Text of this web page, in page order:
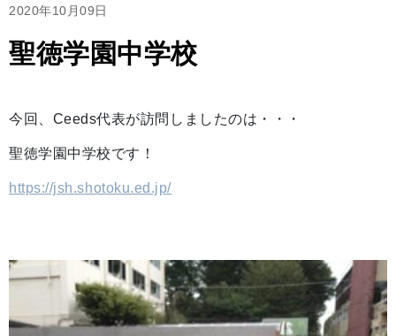
2020年10月09日
聖徳学園中学校
今回、Ceeds代表が訪問しましたのは・・・
聖徳学園中学校です！
https://jsh.shotoku.ed.jp/